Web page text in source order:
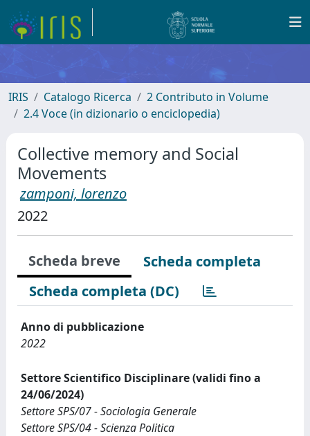
IRIS Catalogo Ricerca
2 Contributo in Volume
2.4 Voce (in dizionario o enciclopedia)
Collective memory and Social
Movements
zamponi, lorenzo
2022
Scheda breve
Scheda completa
Scheda completa (DC)
Anno di pubblicazione
2022
Settore Scientifico Disciplinare (validi fino a
24/06/2024)
Settore SPS/07 - Sociologia Generale
Settore SPS/04 - Scienza Politica